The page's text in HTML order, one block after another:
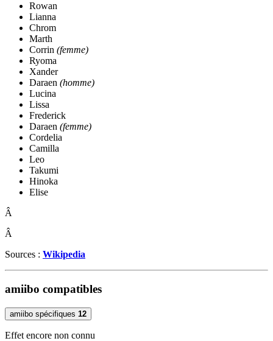
Rowan
Lianna
Chrom
Marth
Corrin (femme)
Ryoma
Xander
Daraen (homme)
Lucina
Lissa
Frederick
Daraen (femme)
Cordelia
Camilla
Leo
Takumi
Hinoka
Elise
Â
Â
Sources : Wikipedia
amiibo compatibles
amiibo spécifiques 12
Effet encore non connu